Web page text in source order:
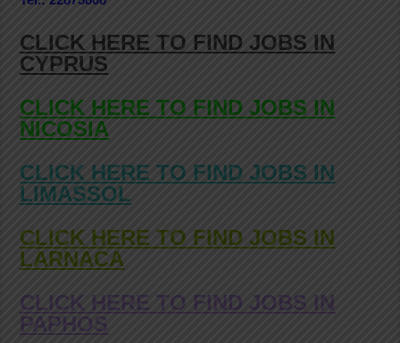
CLICK HERE TO FIND JOBS IN
CYPRUS
CLICK HERE TO FIND JOBS IN
NICOSIA
CLICK HERE TO FIND JOBS IN
LIMASSOL
CLICK HERE TO FIND JOBS IN
LARNACA
CLICK HERE TO FIND JOBS IN
PAPHOS